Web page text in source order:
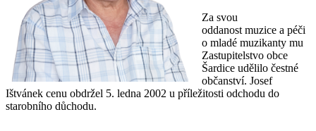
Za svou
oddanost muzice a péči
o mladé muzikanty mu
Zastupitelstvo obce
Šardice udělilo čestné
občanství. Josef
Ištvánek cenu obdržel 5. ledna 2002 u příležitosti odchodu do
starobního důchodu.